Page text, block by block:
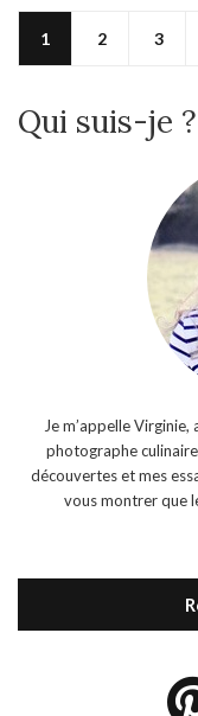
1 2 3
Qui suis-je ?
Je m’appelle
photographe
découvertes et mes
vous montrer que